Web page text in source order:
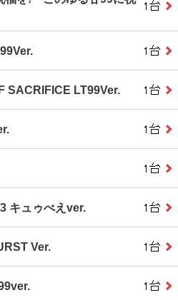
SACRIFICE LT99Ver.
キュゥべえver.
Ver.